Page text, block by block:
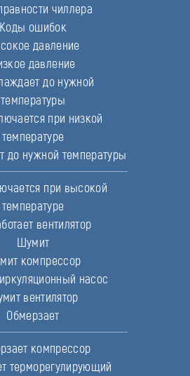
чиллера
Коды ошибок
давление
давление
до нужной
температуры
при низкой
температуре
до нужной температуры
при высокой
температуре
вентилятор
Шумит
компрессор
насос
вентилятор
Обмерзает
компрессор
терморегулирующий